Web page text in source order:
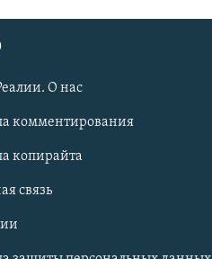
О нас
комментирования
копирайта
связь